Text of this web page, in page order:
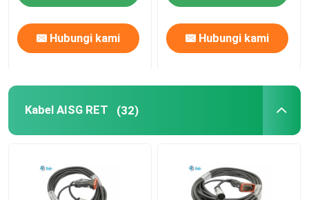
Hubungi kami Hubungi kami
Kabel AISG RET (32)